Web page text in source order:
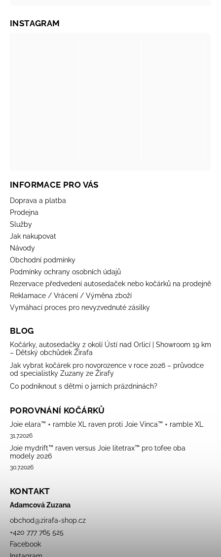
INFORMACE PRO VÁS
Doprava a platba
Prodejna
Služby
Jak nakupovat
Návody
Obchodní podmínky
Podmínky ochrany osobních údajů
Rezervace předvedení autosedaček nebo kočárků na prodejně
Reklamace / Vrácení / Výměna zboží
Vymáhací proces pro nevyzvednuté zásilky
BLOG
Kočárky, autosedačky z okolí Ústí nad Orlicí | Showroom 19 km
– Dětský obchůdek Žirafa
Jak vybrat kočárek pro novorozence v roce 2026 – průvodce
od specialistky Zuzany ze Žirafy
Co podniknout s dětmi o jarních prázdninách?
POROVNÁNÍ KOČÁRKŮ
Joie elara™ + ramble XL raven proti Joie Vinca™ + ramble XL
31.7.2026
Joie mydrift™ raven versus Joie litetrax™ pro tofee oba
modely 2026
30.7.2026
KONTAKT
Adamcová Zuzana
obchod@zirafa-shop.cz
+420 777 765 525
Facebook
INSTAGRAM